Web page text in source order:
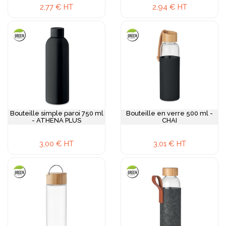
2,77 € HT 2,94 € HT
Bouteille simple paroi 750 ml
- ATHENA PLUS
3,00 € HT
Bouteille en verre 500 ml -
CHAI
3,01 € HT